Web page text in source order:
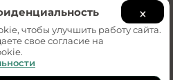
×
чтобы улучшить работу сайта.
свое согласие на